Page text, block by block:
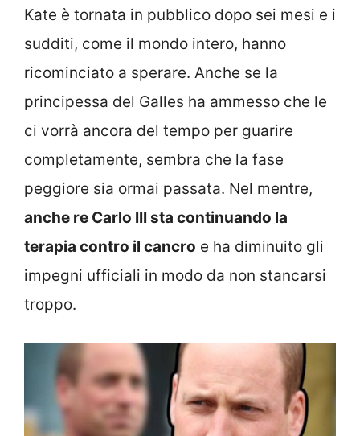
Kate è tornata in pubblico dopo sei mesi e i
sudditi, come il mondo intero, hanno
ricominciato a sperare. Anche se la
principessa del Galles ha ammesso che le
ci vorrà ancora del tempo per guarire
completamente, sembra che la fase
peggiore sia ormai passata. Nel mentre,
anche re Carlo III sta continuando la
terapia contro il cancro e ha diminuito gli
impegni ufficiali in modo da non stancarsi
troppo.